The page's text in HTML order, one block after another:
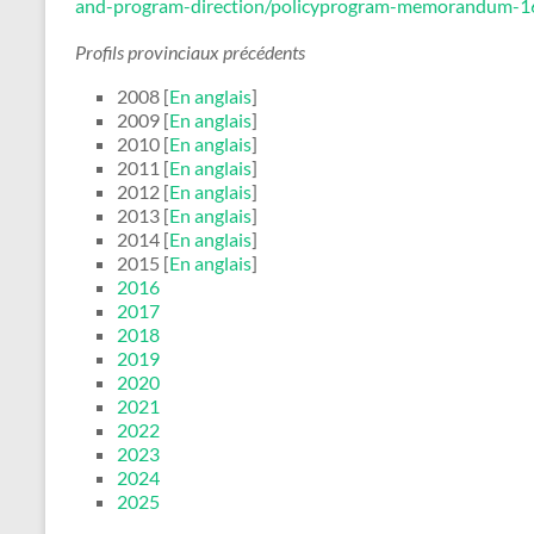
and-program-direction/policyprogram-memorandum-
Profils provinciaux précédents
2008 [En anglais]
2009 [En anglais]
2010 [En anglais]
2011 [En anglais]
2012 [En anglais]
2013 [En anglais]
2014 [En anglais]
2015 [En anglais]
2016
2017
2018
2019
2020
2021
2022
2023
2024
2025